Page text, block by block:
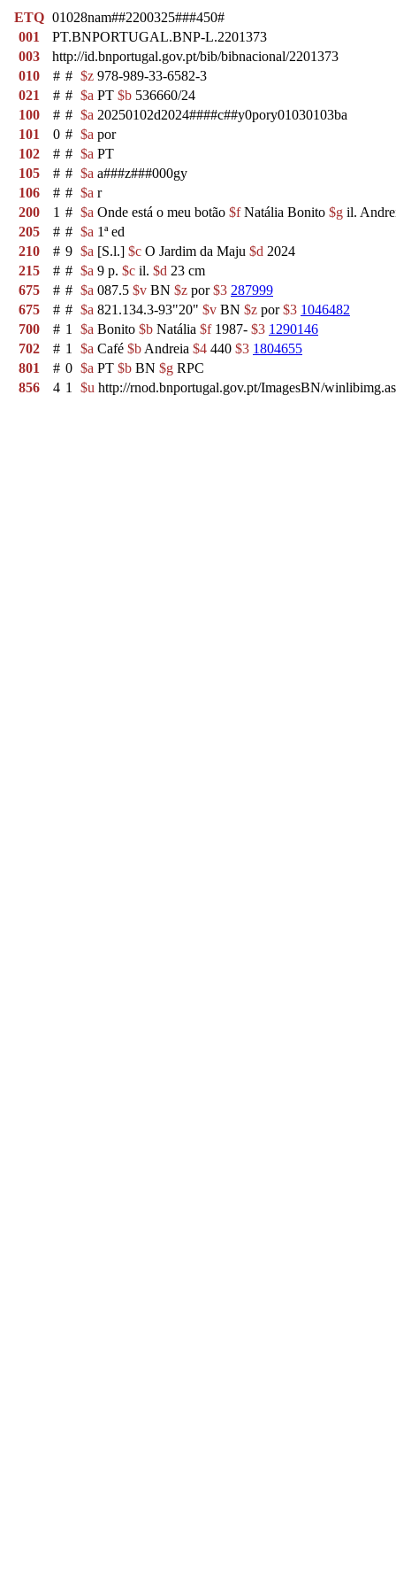
ETQ 01028nam##2200325###450#
001
PT.BNPORTUGAL.BNP-L.2201373
003
http://id.bnportugal.gov.pt/bib/bibnacional/2201373
010
# # $z 978-989-33-6582-3
021
# # $a PT $b 536660/24
100
# # $a 20250102d2024####c##y0pory01030103ba
101
0 # $a por
102
# # $a PT
105
# # $a a###z###000gy
106
# # $a r
200
1 # $a Onde está o meu botão $fNatália Bonito $g il.
205
# # $a 1ª ed
210
# 9 $a [S.l.] $c O Jardim da Maju $d 2024
215
# # $a 9 p. $c il. $d 23 cm
675
# # $a 087.5 $v BN $z por$3 287999
675
# # $a 821.134.3-93"20" $v BN $z por$3 1046482
700
# 1 $a Bonito $b Natália $f1987- $3 1290146
702
# 1 $a Café $b Andreia $4 440 $3 1804655
801
# 0 $a PT $b BN $g RPC
856
4 1 $u http://rnod.bnportugal.gov.pt/ImagesBN/